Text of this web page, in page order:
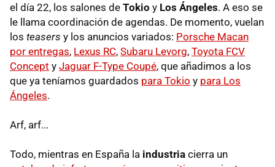
el día 22, los salones de Tokio y Los Ángeles. A eso se
le llama coordinación de agendas. De momento, vuelan
los teasers y los anuncios variados: Porsche Macan
por entregas, Lexus RC, Subaru Levorg, Toyota FCV
Concept y Jaguar F-Type Coupé, que añadimos a los
que ya teníamos guardados para Tokio y para Los
Ángeles.
Arf, arf...
Todo, mientras en España la industria cierra un